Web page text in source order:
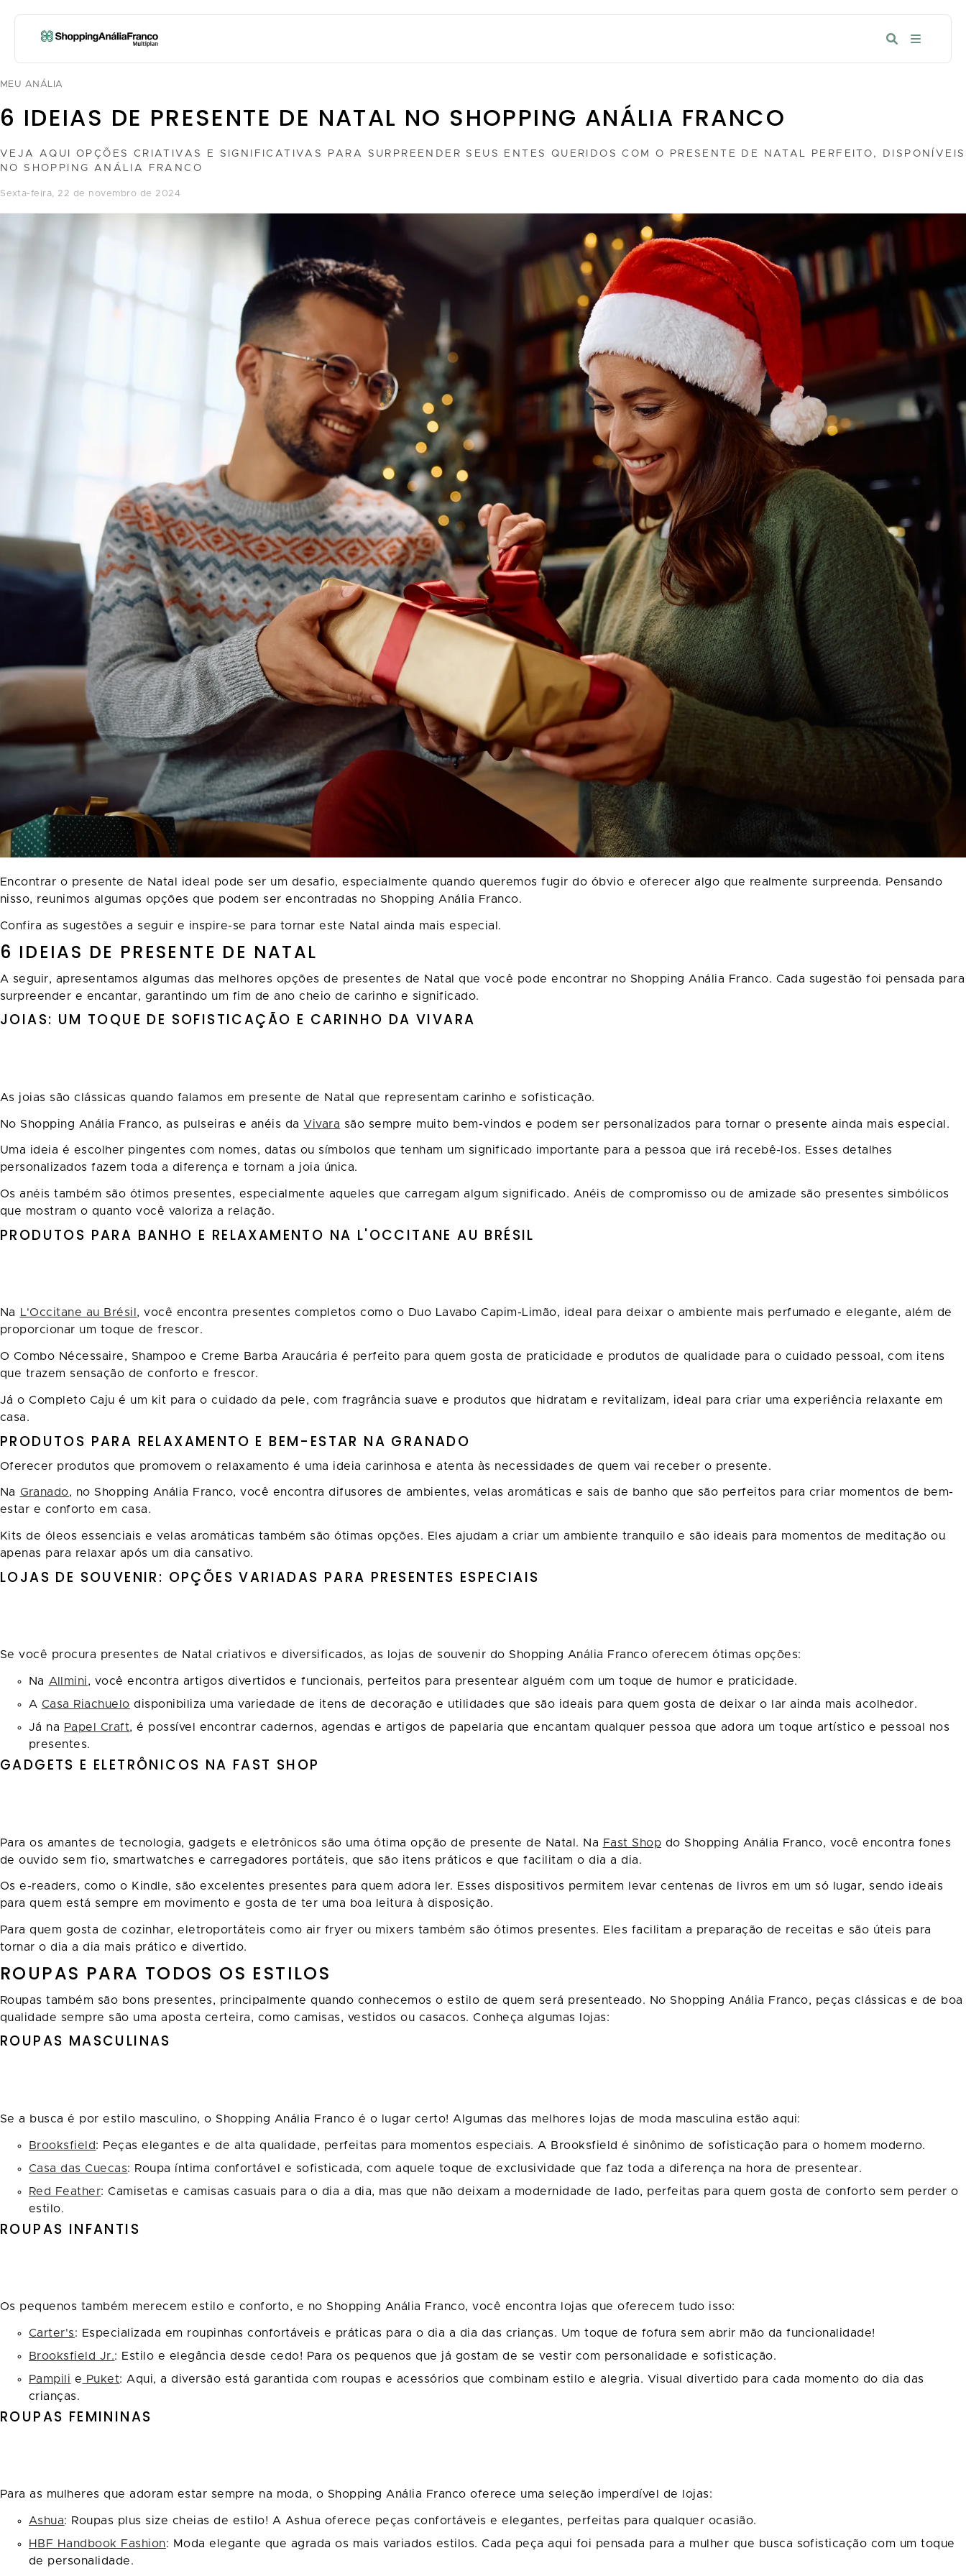
MEU ANÁLIA
6 IDEIAS DE PRESENTE DE NATAL NO SHOPPING ANÁLIA FRANCO
VEJA AQUI OPÇÕES CRIATIVAS E SIGNIFICATIVAS PARA SURPREENDER SEUS ENTES QUERIDOS COM O PRESENTE DE NATAL PERFEITO, DISPONÍVEIS
NO SHOPPING ANÁLIA FRANCO
sexta-feira, 22 de novembro de 2024
Encontrar o presente de Natal ideal pode ser um desafio, especialmente quando queremos fugir do óbvio e oferecer algo que realmente surpreenda. Pensando
nisso, reunimos algumas opções que podem ser encontradas no Shopping Anália Franco.
Confira as sugestões a seguir e inspire-se para tornar este Natal ainda mais especial.
6 IDEIAS DE PRESENTE DE NATAL
A seguir, apresentamos algumas das melhores opções de presentes de Natal que você pode encontrar no Shopping Anália Franco. Cada sugestão foi pensada para
surpreender e encantar, garantindo um fim de ano cheio de carinho e significado.
JOIAS: UM TOQUE DE SOFISTICAÇÃO E CARINHO DA VIVARA
As joias são clássicas quando falamos em presente de Natal que representam carinho e sofisticação.
No Shopping Anália Franco, as pulseiras e anéis daVivara são sempre muito bem-vindos e podem ser personalizados para tornar o presente ainda mais especial.
Uma ideia é escolher pingentes com nomes, datas ou símbolos que tenham um significado importante para a pessoa que irá recebê-los. Esses detalhes
personalizados fazem toda a diferença e tornam a joia única.
Os anéis também são ótimos presentes, especialmente aqueles que carregam algum significado. Anéis de compromisso ou de amizade são presentes simbólicos
que mostram o quanto você valoriza a relação.
PRODUTOS PARA BANHO E RELAXAMENTO NA L'OCCITANE AU BRÉSIL
Na L'Occitane au Brésil , você encontra presentes completos como o Duo Lavabo Capim-Limão, ideal para deixar o ambiente mais perfumado e elegante, além de
proporcionar um toque de frescor.
O Combo Nécessaire, Shampoo e Creme Barba Araucária é perfeito para quem gosta de praticidade e produtos de qualidade para o cuidado pessoal, com itens
que trazem sensação de conforto e frescor.
Já o Completo Caju é um kit para o cuidado da pele, com fragrância suave e produtos que hidratam e revitalizam, ideal para criar uma experiência relaxante em
casa.
PRODUTOS PARA RELAXAMENTO E BEM-ESTAR NA GRANADO
Oferecer produtos que promovem o relaxamento é uma ideia carinhosa e atenta às necessidades de quem vai receber o presente.
Na Granado, no Shopping Anália Franco, você encontra difusores de ambientes, velas aromáticas e sais de banho que são perfeitos para criar momentos de bem-
estar e conforto em casa.
Kits de óleos essenciais e velas aromáticas também são ótimas opções. Eles ajudam a criar um ambiente tranquilo e são ideais para momentos de meditação ou
apenas para relaxar após um dia cansativo.
LOJAS DE SOUVENIR: OPÇÕES VARIADAS PARA PRESENTES ESPECIAIS
Se você procura presentes de Natal criativos e diversificados, as lojas de souvenir do Shopping Anália Franco oferecem ótimas opções:
Na Allmini, você encontra artigos divertidos e funcionais, perfeitos para presentear alguém com um toque de humor e praticidade.
A Casa Riachuelo disponibiliza uma variedade de itens de decoração e utilidades que são ideais para quem gosta de deixar o lar ainda mais acolhedor.
Já na Papel Craft, é possível encontrar cadernos, agendas e artigos de papelaria que encantam qualquer pessoa que adora um toque artístico e pessoal nos
presentes.
GADGETS E ELETRÔNICOS NA FAST SHOP
Para os amantes de tecnologia, gadgets e eletrônicos são uma ótima opção de presente de Natal. Na Fast Shop do Shopping Anália Franco, você encontra fones
de ouvido sem fio, smartwatches e carregadores portáteis, que são itens práticos e que facilitam o dia a dia.
Os e-readers, como o Kindle, são excelentes presentes para quem adora ler. Esses dispositivos permitem levar centenas de livros em um só lugar, sendo ideais
para quem está sempre em movimento e gosta de ter uma boa leitura à disposição.
Para quem gosta de cozinhar, eletroportáteis como air fryer ou mixers também são ótimos presentes. Eles facilitam a preparação de receitas e são úteis para
tornar o dia a dia mais prático e divertido.
ROUPAS PARA TODOS OS ESTILOS
Roupas também são bons presentes, principalmente quando conhecemos o estilo de quem será presenteado. No Shopping Anália Franco, peças clássicas e de boa
qualidade sempre são uma aposta certeira, como camisas, vestidos ou casacos. Conheça algumas lojas:
ROUPAS MASCULINAS
Se a busca é por estilo masculino, o Shopping Anália Franco é o lugar certo! Algumas das melhores lojas de moda masculina estão aqui:
Brooksfield: Peças elegantes e de alta qualidade, perfeitas para momentos especiais. A Brooksfield é sinônimo de sofisticação para o homem moderno.
Casa das Cuecas: Roupa íntima confortável e sofisticada, com aquele toque de exclusividade que faz toda a diferença na hora de presentear.
Red Feather: Camisetas e camisas casuais para o dia a dia, mas que não deixam a modernidade de lado, perfeitas para quem gosta de conforto sem perder o
estilo.
ROUPAS INFANTIS
Os pequenos também merecem estilo e conforto, e no Shopping Anália Franco, você encontra lojas que oferecem tudo isso:
Carter's: Especializada em roupinhas confortáveis e práticas para o dia a dia das crianças. Um toque de fofura sem abrir mão da funcionalidade!
Brooksfield Jr.: Estilo e elegância desde cedo! Para os pequenos que já gostam de se vestir com personalidade e sofisticação.
Pampili e Puket: Aqui, a diversão está garantida com roupas e acessórios que combinam estilo e alegria. Visual divertido para cada momento do dia das
crianças.
ROUPAS FEMININAS
Para as mulheres que adoram estar sempre na moda, o Shopping Anália Franco oferece uma seleção imperdível de lojas:
Ashua: Roupas plus size cheias de estilo! A Ashua oferece peças confortáveis e elegantes, perfeitas para qualquer ocasião.
HBF Handbook Fashion: Moda elegante que agrada os mais variados estilos. Cada peça aqui foi pensada para a mulher que busca sofisticação com um toque
de personalidade.